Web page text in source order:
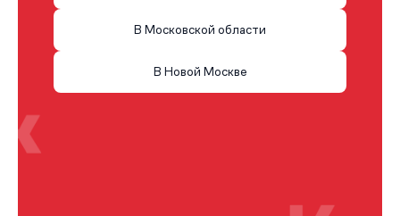
В Московской области
В Новой Москве